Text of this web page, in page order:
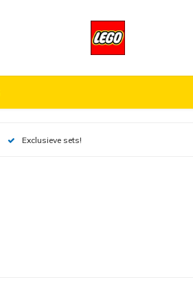
Exclusieve sets!